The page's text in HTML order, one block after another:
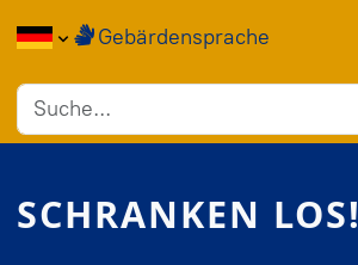
Gebärdensprache
SCHRANKEN LOS!